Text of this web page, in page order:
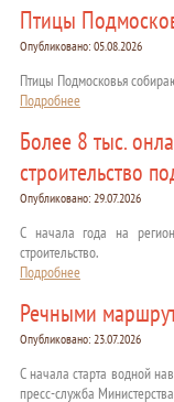
Птицы
Опубликовано: 05.08.2026
Птицы Подмосковья
Подробнее
Более 8 тыс.
строительство
Опубликовано: 29.07.2026
С начала года на
строительство.
Подробнее
Речными
Опубликовано: 23.07.2026
С начала старта водной
пресс-служба